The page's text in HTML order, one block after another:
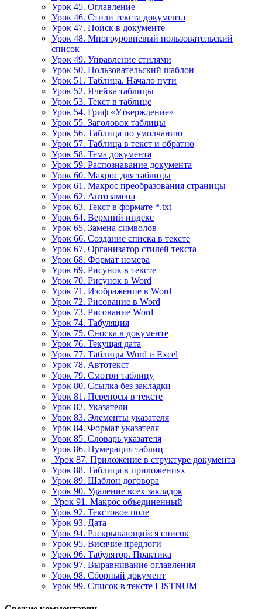
Урок 45. Оглавление
Урок 46. Стили текста документа
Урок 47. Поиск в документе
Урок 48. Многоуровневый пользовательский
список
Урок 49. Управление стилями
Урок 50. Пользовательский шаблон
Урок 51. Таблица. Начало пути
Урок 52. Ячейка таблицы
Урок 53. Текст в таблице
Урок 54. Гриф «Утверждение»
Урок 55. Заголовок таблицы
Урок 56. Таблица по умолчанию
Урок 57. Таблица в текст и обратно
Урок 58. Тема документа
Урок 59. Распознавание документа
Урок 60. Макрос для таблицы
Урок 61. Макрос преобразования страницы
Урок 62. Автозамена
Урок 63. Текст в формате *.txt
Урок 64. Верхний индекс
Урок 65. Замена символов
Урок 66. Создание списка в тексте
Урок 67. Организатор стилей текста
Урок 68. Формат номера
Урок 69. Рисунок в тексте
Урок 70. Рисунок в Word
Урок 71. Изображение в Word
Урок 72. Рисование в Word
Урок 73. Рисование Word
Урок 74. Табуляция
Урок 75. Сноска в документе
Урок 76. Текущая дата
Урок 77. Таблицы Word и Excel
Урок 78. Автотекст
Урок 79. Смотри таблицу
Урок 80. Ссылка без закладки
Урок 81. Переносы в тексте
Урок 82. Указатели
Урок 83. Элементы указателя
Урок 84. Формат указателя
Урок 85. Словарь указателя
Урок 86. Нумерация таблиц
Урок 87. Приложение в структуре документа
Урок 88. Таблица в приложениях
Урок 89. Шаблон договора
Урок 90. Удаление всех закладок
Урок 91. Макрос объединенный
Урок 92. Текстовое поле
Урок 93. Дата
Урок 94. Раскрывающийся список
Урок 95. Висячие предлоги
Урок 96. Табулятор. Практика
Урок 97. Выравнивание оглавления
Урок 98. Сборный документ
Урок 99. Список в тексте LISTNUM